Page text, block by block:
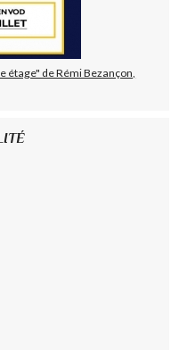
étage" de Rémi Bezançon,